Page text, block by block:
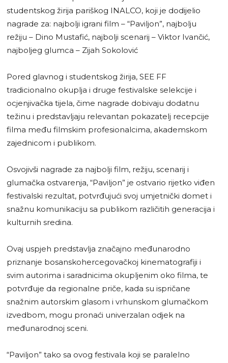
studentskog žirija pariškog INALCO, koji je dodijelio
nagrade za: najbolji igrani film – “Paviljon”, najbolju
režiju – Dino Mustafić, najbolji scenarij – Viktor Ivančić,
najboljeg glumca – Zijah Sokolović
Pored glavnog i studentskog žirija, SEE FF
tradicionalno okuplja i druge festivalske selekcije i
ocjenjivačka tijela, čime nagrade dobivaju dodatnu
težinu i predstavljaju relevantan pokazatelj recepcije
filma među filmskim profesionalcima, akademskom
zajednicom i publikom.
Osvojivši nagrade za najbolji film, režiju, scenarij i
glumačka ostvarenja, “Paviljon” je ostvario rijetko viđen
festivalski rezultat, potvrđujući svoj umjetnički domet i
snažnu komunikaciju sa publikom različitih generacija i
kulturnih sredina.
Ovaj uspjeh predstavlja značajno međunarodno
priznanje bosanskohercegovačkoj kinematografiji i
svim autorima i saradnicima okupljenim oko filma, te
potvrđuje da regionalne priče, kada su ispričane
snažnim autorskim glasom i vrhunskom glumačkom
izvedbom, mogu pronaći univerzalan odjek na
međunarodnoj sceni.
“Paviljon” tako sa ovog festivala koji se paralelno